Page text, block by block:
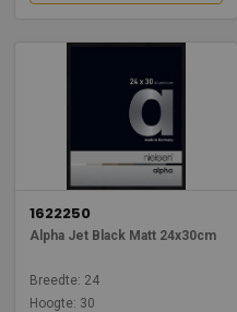
1622250
Alpha Jet Black Matt 24x30cm
Breedte: 24
Hoogte: 30